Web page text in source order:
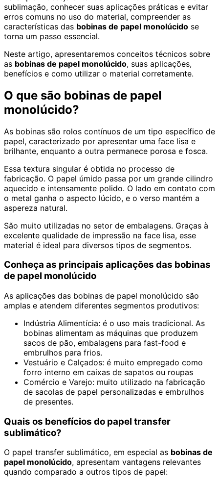
sublimação, conhecer suas aplicações práticas e evitar
erros comuns no uso do material, compreender as
características das bobinas de papel monolúcido se
torna um passo essencial.
Neste artigo, apresentaremos conceitos técnicos sobre
as bobinas de papel monolúcido, suas aplicações,
benefícios e como utilizar o material corretamente.
O que são bobinas de papel
monolúcido?
As bobinas são rolos contínuos de um tipo específico de
papel, caracterizado por apresentar uma face lisa e
brilhante, enquanto a outra permanece porosa e fosca.
Essa textura singular é obtida no processo de
fabricação. O papel úmido passa por um grande cilindro
aquecido e intensamente polido. O lado em contato com
o metal ganha o aspecto lúcido, e o verso mantém a
aspereza natural.
São muito utilizadas no setor de embalagens. Graças à
excelente qualidade de impressão na face lisa, esse
material é ideal para diversos tipos de segmentos.
Conheça as principais aplicações das bobinas
de papel monolúcido
As aplicações das bobinas de papel monolúcido são
amplas e atendem diferentes segmentos produtivos:
Indústria Alimentícia: é o uso mais tradicional. As
bobinas alimentam as máquinas que produzem
sacos de pão, embalagens para fast-food e
embrulhos para frios.
Vestuário e Calçados: é muito empregado como
forro interno em caixas de sapatos ou roupas
Comércio e Varejo: muito utilizado na fabricação
de sacolas de papel personalizadas e embrulhos
de presentes.
Quais os benefícios do papel transfer
sublimático?
O papel transfer sublimático, em especial as bobinas de
papel monolúcido, apresentam vantagens relevantes
quando comparado a outros tipos de papel: